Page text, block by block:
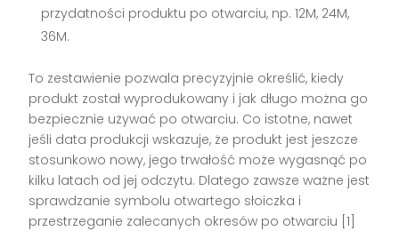
przydatności produktu po otwarciu, np. 12M, 24M,
36M.
To zestawienie pozwala precyzyjnie określić, kiedy
produkt został wyprodukowany i jak długo można go
bezpiecznie używać po otwarciu. Co istotne, nawet
jeśli data produkcji wskazuje, że produkt jest jeszcze
stosunkowo nowy, jego trwałość może wygasnąć po
kilku latach od jej odczytu. Dlatego zawsze ważne jest
sprawdzanie symbolu otwartego słoiczka i
przestrzeganie zalecanych okresów po otwarciu [1]